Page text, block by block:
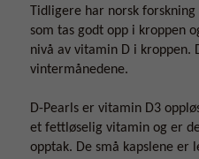
Tidligere har norsk
som tas godt opp i kroppen
nivå av vitamin D i kroppen.
vintermånedene.
D-Pearls er vitamin D3
et fettløselig vitamin og er
opptak. De små kapslene er